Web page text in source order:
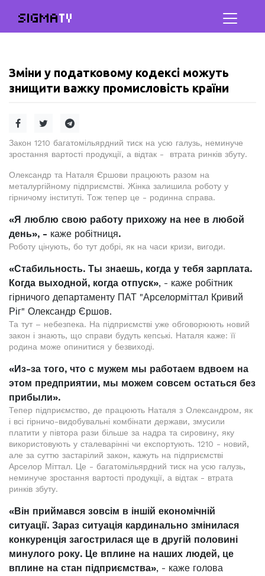
SIGMATV
Зміни у податковому кодексі можуть
знищити важку промисловість країни
Закон 1210 багатомільярдний тиск на усю галузь, неминуче
зростання вартості продукції, а відтак - втрата ринків збуту.
Олександр та Наталя Єршови працюють разом на
металургійному підприємстві. Жінка залишила роботу у
гірничому інституті. Тож тепер це - родинна справа.
«Я люблю свою работу прихожу на нее в любой
день», - каже робітниця.
Роботу цінують, бо тут добрі, як на часи кризи, вигоди.
«Стабильность. Ты знаешь, когда у тебя зарплата.
Когда выходной, когда отпуск», - каже робітник
гірничого департаменту ПАТ "Арселорміттал Кривий
Ріг" Олександр Єршов.
Та тут – небезпека. На підприємстві уже обговорюють новий
закон і знають, що справи будуть кепські. Наталя каже: її
родина може опинитися у безвиході.
«Из-за того, что с мужем мы работаем вдвоем на
этом предприятии, мы можем совсем остаться без
прибыли».
Тепер підприємство, де працюють Наталя з Олександром, як
і всі гірничо-видобувальні комбінати держави, змусили
платити у півтора рази більше за надра та сировину, яку
використовують у сталеварінні чи експортують. 1210 - новий,
але за суттю застарілий закон, кажуть на підприємстві
Арселор Міттал. Це - багатомільярдний тиск на усю галузь,
неминуче зростання вартості продукції, а відтак - втрата
ринків збуту.
«Він приймався зовсім в іншій економічній
ситуації. Зараз ситуація кардинально змінилася
конкуренція загострилася ще в другій половині
минулого року. Це вплине на наших людей, це
вплине на стан підприємства», - каже голова